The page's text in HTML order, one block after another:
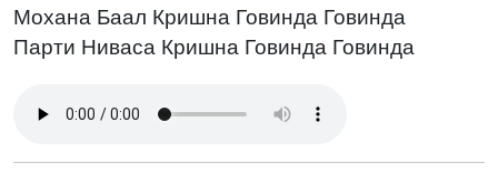
Мохана Баал Кришна Говинда Говинда
Парти Ниваса Кришна Говинда Говинда